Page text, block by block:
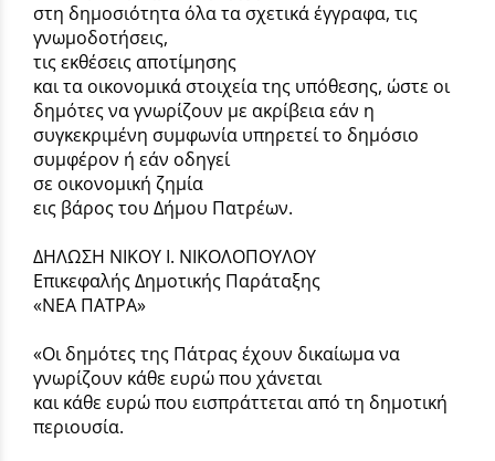
στη δημοσιότητα όλα τα σχετικά έγγραφα, τις
γνωμοδοτήσεις,
τις εκθέσεις αποτίμησης
και τα οικονομικά στοιχεία της υπόθεσης, ώστε οι
δημότες να γνωρίζουν με ακρίβεια εάν η
συγκεκριμένη συμφωνία υπηρετεί το δημόσιο
συμφέρον ή εάν οδηγεί
σε οικονομική ζημία
εις βάρος του Δήμου Πατρέων.
ΔΗΛΩΣΗ ΝΙΚΟΥ Ι. ΝΙΚΟΛΟΠΟΥΛΟΥ
Επικεφαλής Δημοτικής Παράταξης
«ΝΕΑ ΠΑΤΡΑ»
«Οι δημότες της Πάτρας έχουν δικαίωμα να
γνωρίζουν κάθε ευρώ που χάνεται
και κάθε ευρώ που εισπράττεται από τη δημοτική
περιουσία.